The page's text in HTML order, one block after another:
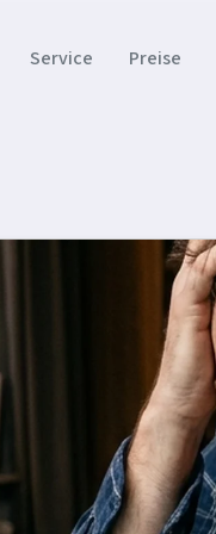
Service Preise